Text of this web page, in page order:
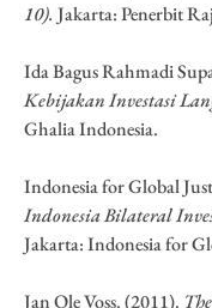
10). Jakarta: Penerbit
Ida Bagus Rahmadi
Kebijakan Investasi
Ghalia Indonesia.
Indonesia for Global
Indonesia Bilateral
Jakarta: Indonesia for
Jan Ole Voss. (2011).